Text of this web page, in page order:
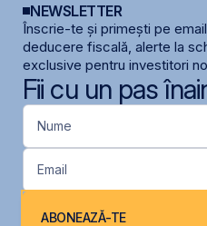
NEWSLETTER
Înscrie-te și primești pe
deducere fiscală, alerte la
exclusive pentru investitori
Fii cu un pas
Nume
Email
ABONEAZĂ-TE